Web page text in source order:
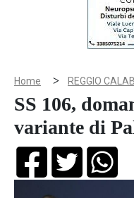
Home > REGGIO
SS 106,
variante di